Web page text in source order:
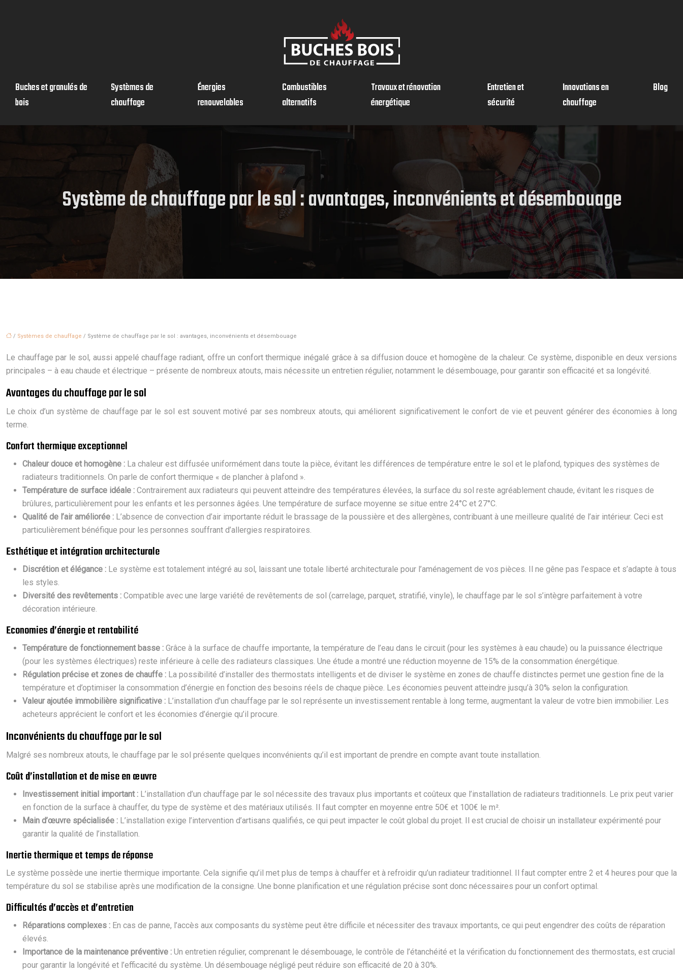
Buches et granulés de
bois
Systèmes de
chauffage
Énergies
renouvelables
Combustibles
alternatifs
Travaux et rénovation
énergétique
Entretien et
sécurité
Innovations en
chauffage
Blog
Système de chauffage par le sol : avantages, inconvénients et désembouage
/ Systèmes de chauffage / Système de chauffage par le sol : avantages, inconvénients et désembouage
Le chauffage par le sol, aussi appelé chauffage radiant, offre un confort thermique inégalé grâce à sa diffusion douce et homogène de la chaleur. Ce système, disponible en deux versions
principales – à eau chaude et électrique – présente de nombreux atouts, mais nécessite un entretien régulier, notamment le désembouage, pour garantir son efficacité et sa longévité.
Avantages du chauffage par le sol
Le choix d’un système de chauffage par le sol est souvent motivé par ses nombreux atouts, qui améliorent significativement le confort de vie et peuvent générer des économies à long
terme.
Confort thermique exceptionnel
Chaleur douce et homogène : La chaleur est diffusée uniformément dans toute la pièce, évitant les différences de température entre le sol et le plafond, typiques des systèmes de
radiateurs traditionnels. On parle de confort thermique « de plancher à plafond ».
Température de surface idéale : Contrairement aux radiateurs qui peuvent atteindre des températures élevées, la surface du sol reste agréablement chaude, évitant les risques de
brûlures, particulièrement pour les enfants et les personnes âgées. Une température de surface moyenne se situe entre 24°C et 27°C.
Qualité de l’air améliorée : L’absence de convection d’air importante réduit le brassage de la poussière et des allergènes, contribuant à une meilleure qualité de l’air intérieur. Ceci est
particulièrement bénéfique pour les personnes souffrant d’allergies respiratoires.
Esthétique et intégration architecturale
Discrétion et élégance : Le système est totalement intégré au sol, laissant une totale liberté architecturale pour l’aménagement de vos pièces. Il ne gêne pas l’espace et s’adapte à tous
les styles.
Diversité des revêtements : Compatible avec une large variété de revêtements de sol (carrelage, parquet, stratifié, vinyle), le chauffage par le sol s’intègre parfaitement à votre
décoration intérieure.
Economies d’énergie et rentabilité
Température de fonctionnement basse : Grâce à la surface de chauffe importante, la température de l’eau dans le circuit (pour les systèmes à eau chaude) ou la puissance électrique
(pour les systèmes électriques) reste inférieure à celle des radiateurs classiques. Une étude a montré une réduction moyenne de 15% de la consommation énergétique.
Régulation précise et zones de chauffe : La possibilité d’installer des thermostats intelligents et de diviser le système en zones de chauffe distinctes permet une gestion fine de la
température et d’optimiser la consommation d’énergie en fonction des besoins réels de chaque pièce. Les économies peuvent atteindre jusqu’à 30% selon la configuration.
Valeur ajoutée immobilière significative : L’installation d’un chauffage par le sol représente un investissement rentable à long terme, augmentant la valeur de votre bien immobilier. Les
acheteurs apprécient le confort et les économies d’énergie qu’il procure.
Inconvénients du chauffage par le sol
Malgré ses nombreux atouts, le chauffage par le sol présente quelques inconvénients qu’il est important de prendre en compte avant toute installation.
Coût d’installation et de mise en œuvre
Investissement initial important : L’installation d’un chauffage par le sol nécessite des travaux plus importants et coûteux que l’installation de radiateurs traditionnels. Le prix peut varier
en fonction de la surface à chauffer, du type de système et des matériaux utilisés. Il faut compter en moyenne entre 50€ et 100€ le m².
Main d’œuvre spécialisée : L’installation exige l’intervention d’artisans qualifiés, ce qui peut impacter le coût global du projet. Il est crucial de choisir un installateur expérimenté pour
garantir la qualité de l’installation.
Inertie thermique et temps de réponse
Le système possède une inertie thermique importante. Cela signifie qu’il met plus de temps à chauffer et à refroidir qu’un radiateur traditionnel. Il faut compter entre 2 et 4 heures pour que la
température du sol se stabilise après une modification de la consigne. Une bonne planification et une régulation précise sont donc nécessaires pour un confort optimal.
Difficultés d’accès et d’entretien
Réparations complexes : En cas de panne, l’accès aux composants du système peut être difficile et nécessiter des travaux importants, ce qui peut engendrer des coûts de réparation
élevés.
Importance de la maintenance préventive : Un entretien régulier, comprenant le désembouage, le contrôle de l’étanchéité et la vérification du fonctionnement des thermostats, est crucial
pour garantir la longévité et l’efficacité du système. Un désembouage négligé peut réduire son efficacité de 20 à 30%.